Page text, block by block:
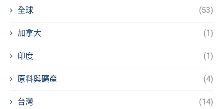
全球 (53)
加拿大 (1)
印度 (1)
原料與礦產 (4)
台灣 (14)